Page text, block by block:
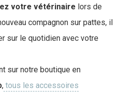
votre vétérinaire lors de
compagnon sur pattes, il
sur le quotidien avec votre
sur notre boutique en
, tous les accessoires